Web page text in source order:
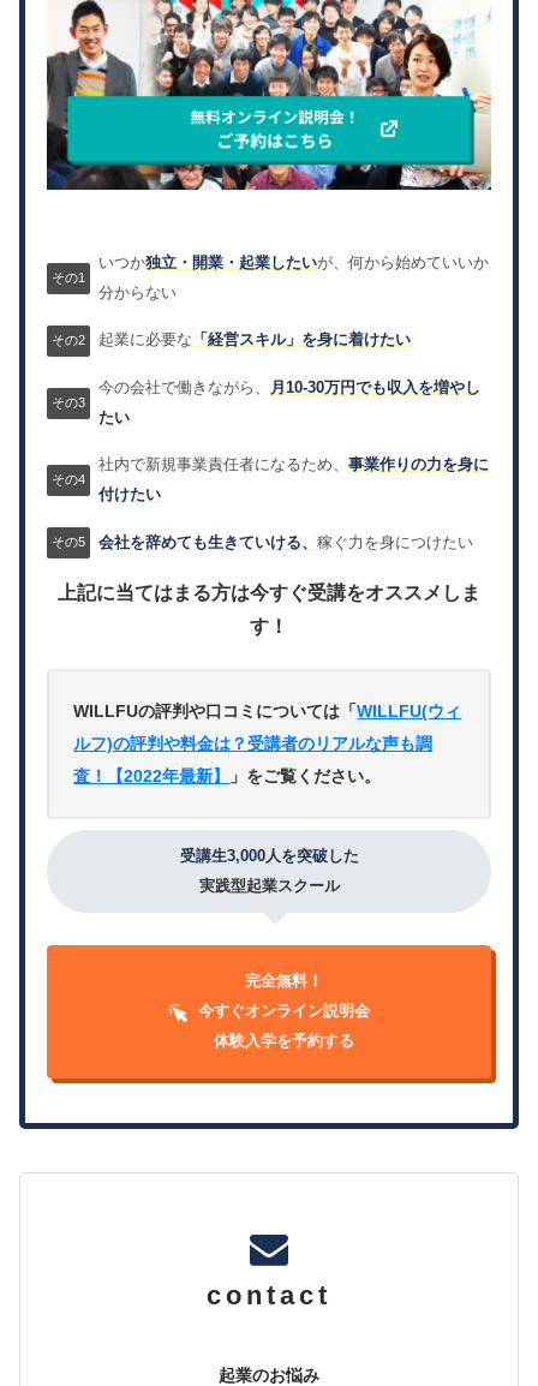
いつか独立・開業・起業したいが、何から始めていいか
分からない
起業に必要な 「経営スキル」を身に着けたい
今の会社で働きながら、
月10-30万円でも収入を増やし
たい
社内で新規事業責任者になるため、事業作りの力を身に
付けたい
会社を辞めても生きていける、稼ぐ力を身につけたい
上記に当てはまる方は今すぐ受講をオススメしま
す！
WILLFUの評判や口コミについては「WILLFU(ウィ
ルフ)の評判や料金は？受講者のリアルな声も調
査！【2022年最新】
」をご覧ください。
受講生3,000人を突破した
実践型起業スクール
完全無料！
今すぐオンライン説明会
体験入学を予約する
contact
起業のお悩み